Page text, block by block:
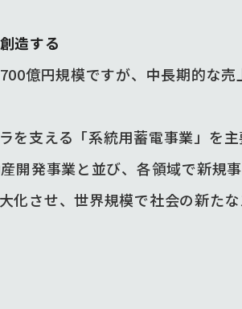
造する
億円規模ですが、中長期的な
を支える「系統用蓄電事業」を
発事業と並び、各領域で新規事
化させ、世界規模で社会の新た